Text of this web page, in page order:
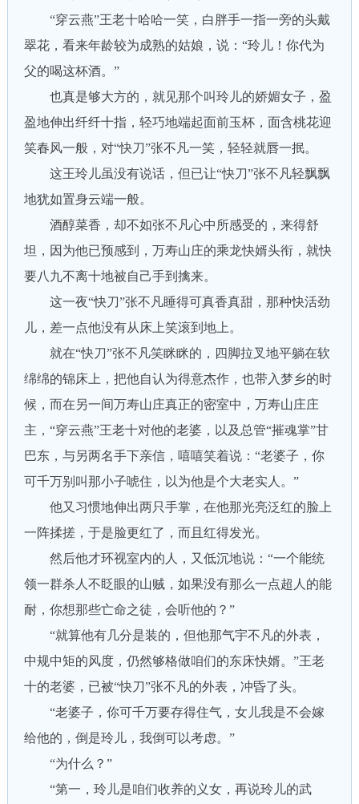
“穿云燕”王老十哈哈一笑，白胖手一指一旁的头戴
翠花，看来年龄较为成熟的姑娘，说：“玲儿！你代为
父的喝这杯酒。”
也真是够大方的，就见那个叫玲儿的娇媚女子，盈
盈地伸出纤纤十指，轻巧地端起面前玉杯，面含桃花迎
笑春风一般，对“快刀”张不凡一笑，轻轻就唇一抿。
这王玲儿虽没有说话，但已让“快刀”张不凡轻飘飘
地犹如置身云端一般。
酒醇菜香，却不如张不凡心中所感受的，来得舒
坦，因为他已预感到，万寿山庄的乘龙快婿头衔，就快
要八九不离十地被自己手到擒来。
这一夜“快刀”张不凡睡得可真香真甜，那种快活劲
儿，差一点他没有从床上笑滚到地上。
就在“快刀”张不凡笑眯眯的，四脚拉叉地平躺在软
绵绵的锦床上，把他自认为得意杰作，也带入梦乡的时
候，而在另一间万寿山庄真正的密室中，万寿山庄庄
主，“穿云燕”王老十对他的老婆，以及总管“摧魂掌”甘
巴东，与另两名手下亲信，嘻嘻笑着说：“老婆子，你
可千万别叫那小子唬住，以为他是个大老实人。”
他又习惯地伸出两只手掌，在他那光亮泛红的脸上
一阵揉搓，于是脸更红了，而且红得发光。
然后他才环视室内的人，又低沉地说：“一个能统
领一群杀人不眨眼的山贼，如果没有那么一点超人的能
耐，你想那些亡命之徒，会听他的？”
“就算他有几分是装的，但他那气宇不凡的外表，
中规中矩的风度，仍然够格做咱们的东床快婿。”王老
十的老婆，已被“快刀”张不凡的外表，冲昏了头。
“老婆子，你可千万要存得住气，女儿我是不会嫁
给他的，倒是玲儿，我倒可以考虑。”
“为什么？”
“第一，玲儿是咱们收养的义女，再说玲儿的武